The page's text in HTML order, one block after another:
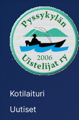
Kotilaituri
Uutiset